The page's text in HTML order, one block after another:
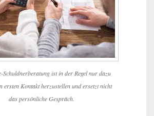
Schuldnerberatung ist in der Regel nur dazu
ersten Kontakt herzustellen und ersetzt nicht
das persönliche Gespräch.